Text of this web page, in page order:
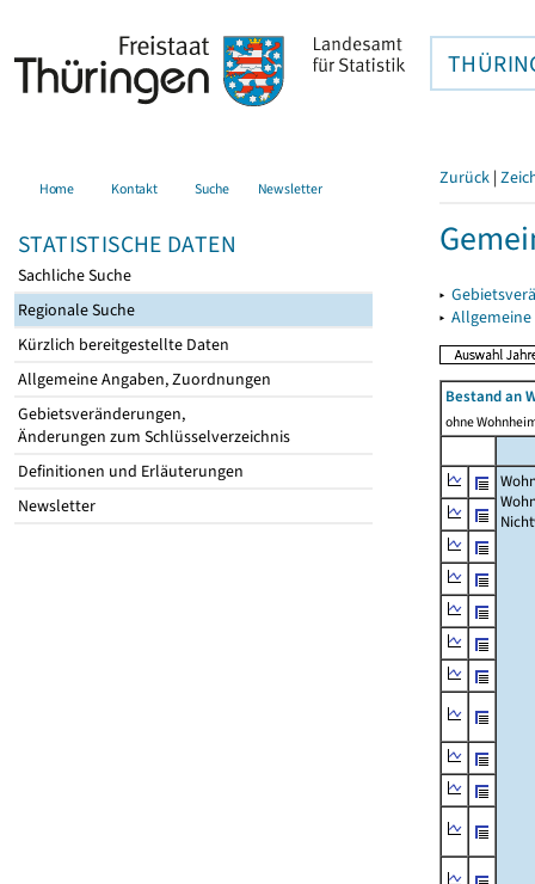
Home Kontakt Suche Newsletter
STATISTISCHE DATEN
Sachliche Suche
Regionale Suche
Kürzlich bereitgestellte Daten
Allgemeine Angaben, Zuordnungen
Gebietsveränderungen,
Änderungen zum Schlüsselverzeichnis
Definitionen und Erläuterungen
Newsletter
Zurück |
▸
▸
Bestand an
ohne